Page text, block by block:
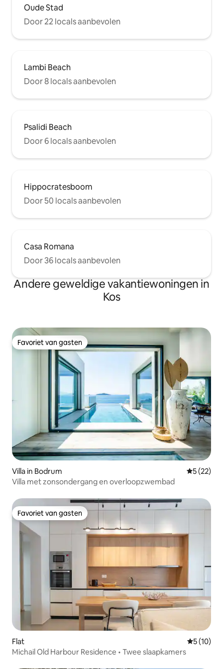
Oude Stad
Door 22 locals aanbevolen
Lambi Beach
Door 8 locals aanbevolen
Psalidi Beach
Door 6 locals aanbevolen
Hippocratesboom
Door 50 locals aanbevolen
Casa Romana
Door 36 locals aanbevolen
Andere geweldige vakantiewoningen in
Kos
Favoriet van gasten
Favoriet van gasten
Villa in Bodrum
5 (22)
Villa met zonsondergang en overloopzwembad
Favoriet van gasten
Favoriet van gasten
Flat
5 (10)
Michail Old Harbour Residence • Twee slaapkamers